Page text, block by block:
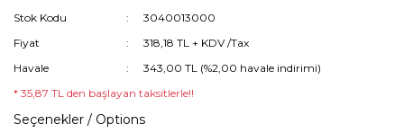
Stok Kodu
3040013000
Fiyat
318,18 TL + KDV /Tax
Havale
343,00 TL (%2,00 havale indirimi)
* 35,87 TL den başlayan taksitlerle!!
Seçenekler / Options